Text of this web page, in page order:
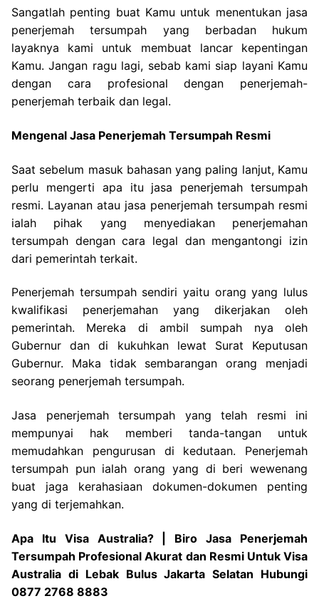
Sangatlah penting buat Kamu untuk menentukan jasa
penerjemah tersumpah yang berbadan hukum
layaknya kami untuk membuat lancar kepentingan
Kamu. Jangan ragu lagi, sebab kami siap layani Kamu
dengan cara profesional dengan penerjemah-
penerjemah terbaik dan legal.
Mengenal Jasa Penerjemah Tersumpah Resmi
Saat sebelum masuk bahasan yang paling lanjut, Kamu
perlu mengerti apa itu jasa penerjemah tersumpah
resmi. Layanan atau jasa penerjemah tersumpah resmi
ialah pihak yang menyediakan penerjemahan
tersumpah dengan cara legal dan mengantongi izin
dari pemerintah terkait.
Penerjemah tersumpah sendiri yaitu orang yang lulus
kwalifikasi penerjemahan yang dikerjakan oleh
pemerintah. Mereka di ambil sumpah nya oleh
Gubernur dan di kukuhkan lewat Surat Keputusan
Gubernur. Maka tidak sembarangan orang menjadi
seorang penerjemah tersumpah.
Jasa penerjemah tersumpah yang telah resmi ini
mempunyai hak memberi tanda-tangan untuk
memudahkan pengurusan di kedutaan. Penerjemah
tersumpah pun ialah orang yang di beri wewenang
buat jaga kerahasiaan dokumen-dokumen penting
yang di terjemahkan.
Apa Itu Visa Australia? | Biro Jasa Penerjemah
Tersumpah Profesional Akurat dan Resmi Untuk Visa
Australia di Lebak Bulus Jakarta Selatan Hubungi
0877 2768 8883